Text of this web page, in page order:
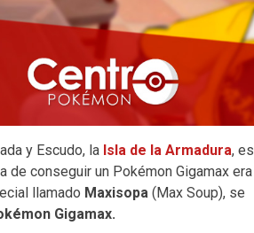
y Escudo, la Isla de la Armadura, es
de conseguir un Pokémon Gigamax era
llamado Maxisopa (Max Soup), se
Gigamax.